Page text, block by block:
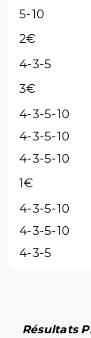
5-10
2€
4-3-5
3€
4-3-5-10
4-3-5-10
4-3-5-10
1€
4-3-5-10
4-3-5-10
4-3-5
Résultats